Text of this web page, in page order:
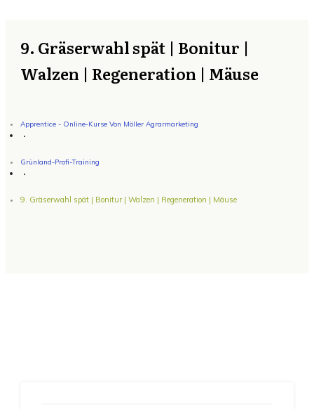
9. Gräserwahl spät | Bonitur |
Walzen | Regeneration | Mäuse
Apprentice - Online-Kurse Von Möller Agrarmarketing
Grünland-Profi-Training
9. Gräserwahl spät | Bonitur | Walzen | Regeneration | Mäuse